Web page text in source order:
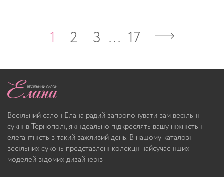
1 2 3 … 17
Весільний салон Елана радий запропонувати вам весільні
сукні в Тернополі, які ідеально підкреслять вашу ніжність і
елегантність в такий важливий день. В нашому каталозі
весільних суконь представлені колекції найсучасніших
моделей відомих дизайнерів